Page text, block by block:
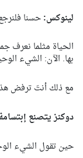
لينوكس:حسنا
الحياة مثلما نعرف
بها. الآن: الشيء
مع ذلك أنتَ ترفض
دوكنز يتصنع
حين تقول الشيء